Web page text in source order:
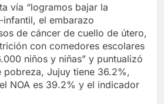
vía “logramos bajar la
el embarazo
de cáncer de cuello de útero,
con comedores escolares
niños y niñas” y puntualizó
pobreza, Jujuy tiene 36.2%,
NOA es 39.2% y el indicador